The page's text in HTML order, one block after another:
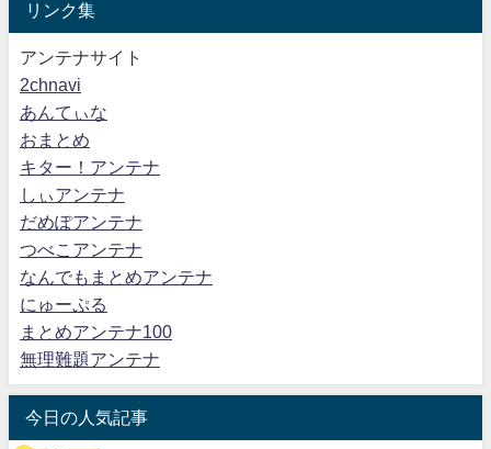
リンク集
アンテナサイト
2chnavi
あんてぃな
おまとめ
キター！アンテナ
しぃアンテナ
だめぽアンテナ
つべこアンテナ
なんでもまとめアンテナ
にゅーぷる
まとめアンテナ100
無理難題アンテナ
今日の人気記事